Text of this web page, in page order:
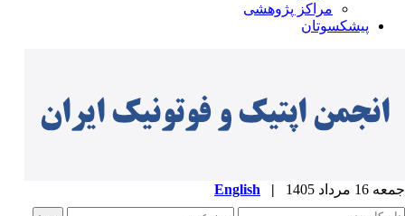
مراکز پژوهشی
پیشکسوتان
مرداد 1405 |
English